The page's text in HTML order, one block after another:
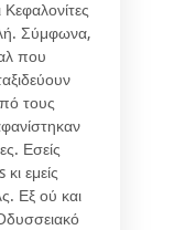
Σύμφωνα,
που
τους
Εσείς
εμείς
Εξ ού και